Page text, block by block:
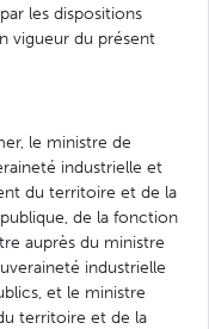
les dispositions
vigueur du présent
le ministre de
industrielle et
du territoire et de la
de la fonction
auprès du ministre
industrielle
et le ministre
territoire et de la